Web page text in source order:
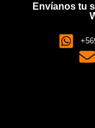
Envíanos tu